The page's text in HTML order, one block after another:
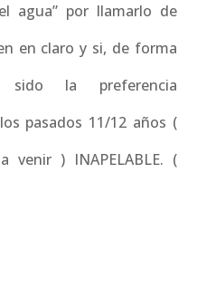
agua” por llamarlo de
en claro y si, de forma
la preferencia
pasados 11/12 años (
) INAPELABLE. (